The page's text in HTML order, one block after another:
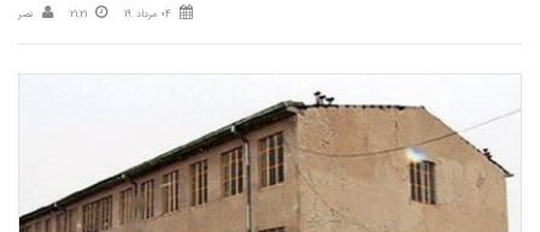
04 مرداد 19 21:21 نصر